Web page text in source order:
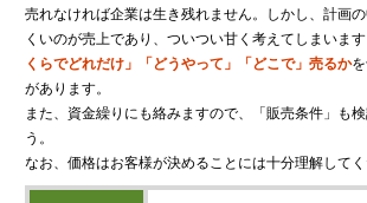
売れなければ企業は生き残れません。しかし、計画
くいのが売上であり、ついつい甘く考えてしまいます
くらでどれだけ」「どうやって」「どこで」売るか
があります。
また、資金繰りにも絡みますので、「販売条件」も
う。
なお、価格はお客様が決めることには十分理解してく